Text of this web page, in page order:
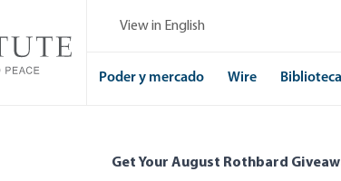
View in English
Poder y mercado Wire Biblioteca
Get Your August Rothbard